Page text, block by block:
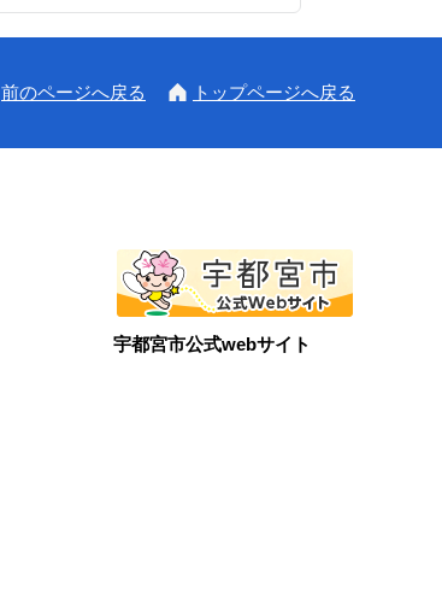
前のページへ戻る トップページへ戻る
宇都宮市公式webサイト